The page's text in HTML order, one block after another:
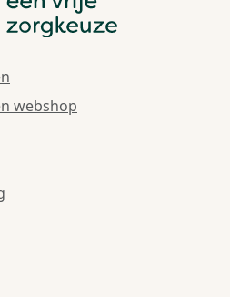
webshop